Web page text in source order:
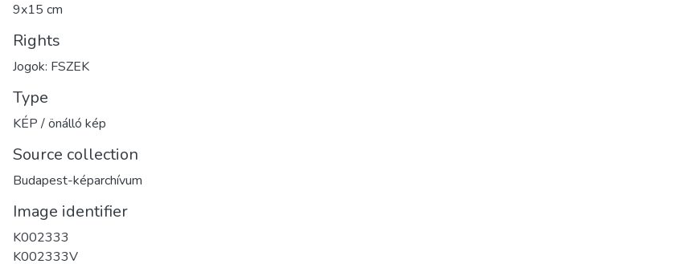
9x15 cm
Rights
Jogok: FSZEK
Type
KÉP / önálló kép
Source collection
Budapest-képarchívum
Image identifier
K002333
K002333V